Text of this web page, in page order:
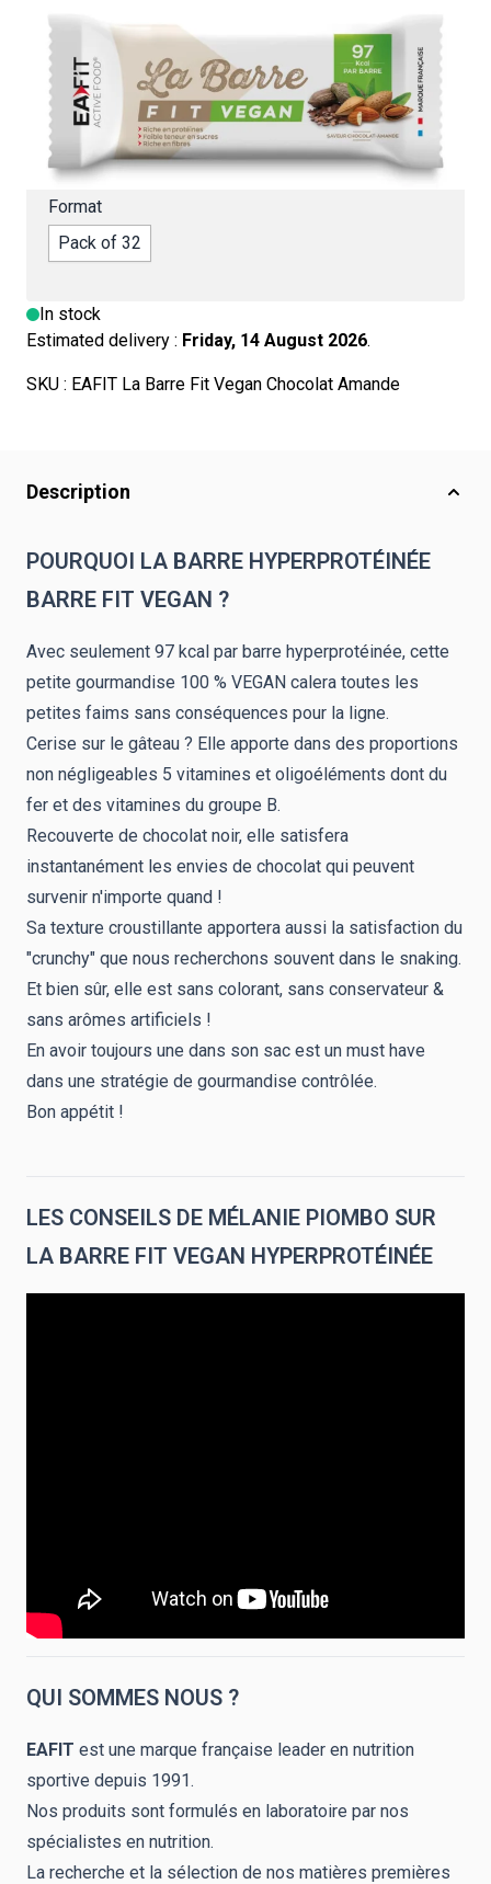
Seulement 97 kcal par barre
9 g de protéine par barre
5 vitamines et oligoéléments
Très faible en sucres
Format
Pack of 32
In stock
Estimated delivery : Friday, 14 August 2026.
SKU : EAFIT La Barre Fit Vegan Chocolat Amande
Description
POURQUOI LA BARRE HYPERPROTÉINÉE
BARRE FIT VEGAN ?
Avec seulement 97 kcal par barre hyperprotéinée, cette
petite gourmandise 100 % VEGAN calera toutes les
petites faims sans conséquences pour la ligne.
Cerise sur le gâteau ? Elle apporte dans des proportions
non négligeables 5 vitamines et oligoéléments dont du
fer et des vitamines du groupe B.
Recouverte de chocolat noir, elle satisfera
instantanément les envies de chocolat qui peuvent
survenir n'importe quand !
Sa texture croustillante apportera aussi la satisfaction du
"crunchy" que nous recherchons souvent dans le snaking.
Et bien sûr, elle est sans colorant, sans conservateur &
sans arômes artificiels !
En avoir toujours une dans son sac est un must have
dans une stratégie de gourmandise contrôlée.
Bon appétit !
LES CONSEILS DE MÉLANIE PIOMBO SUR
LA BARRE FIT VEGAN HYPERPROTÉINÉE
QUI SOMMES NOUS ?
EAFIT est une marque française leader en nutrition
sportive depuis 1991.
Nos produits sont formulés en laboratoire par nos
spécialistes en nutrition.
La recherche et la sélection de nos matières premières